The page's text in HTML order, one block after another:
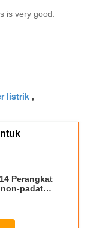
is very good.
listrik ,
Perangkat
padat